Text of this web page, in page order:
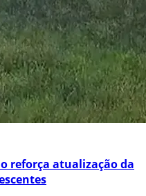
reforça atualização da